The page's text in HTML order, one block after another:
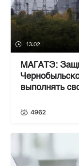
13:02
МАГАТЭ:
выполнять
повреждений
4962